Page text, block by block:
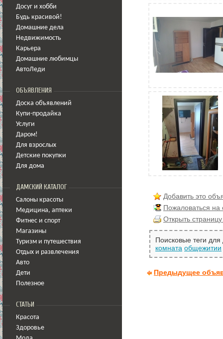
Досуг и хобби
Будь красивой!
Домашние дела
Недвижимость
Карьера
Домашние любимцы
АвтоЛеди
ОБЪЯВЛЕНИЯ
Доска объявлений
Купи-продайка
Услуги
Даром!
Для взрослых
Детские покупки
Для дома
ДАМСКИЙ КАТАЛОГ
Салоны красоты
Медицина, аптеки
Фитнес и спорт
Магазины
Туризм и путешествия
Отдых и развлечения
Авто
Дети
Полезное
СТАТЬИ
Красота
Здоровье
Добавить это
Пожаловаться
Открыть
Поисковые теги
комната общежитии
Предыдущее